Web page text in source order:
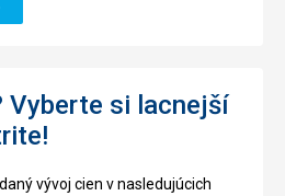
Vyberte si lacnejší
vývoj cien v nasledujúcich